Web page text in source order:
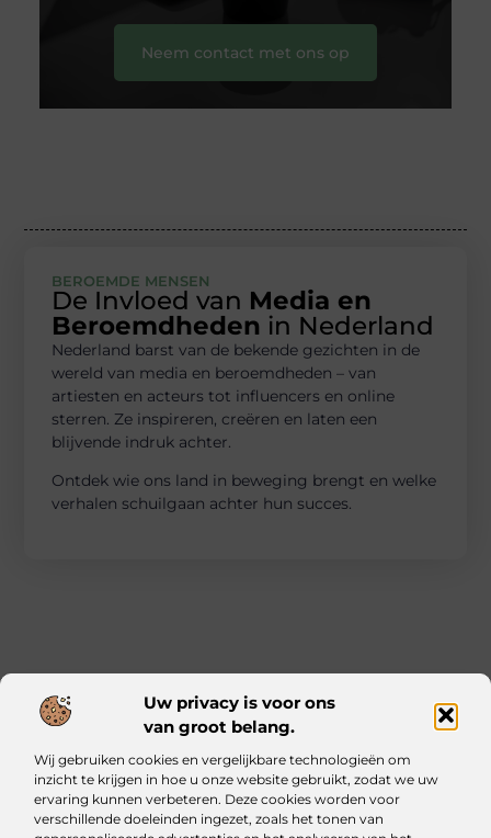
Uw privacy is voor ons
van groot belang.
Wij gebruiken cookies en vergelijkbare technologieën om
inzicht te krijgen in hoe u onze website gebruikt, zodat we uw
ervaring kunnen verbeteren. Deze cookies worden voor
verschillende doeleinden ingezet, zoals het tonen van
Neem contact met ons op
BEROEMDE MENSEN
De Invloed van Media en
Beroemdheden in Nederland
Nederland barst van de bekende gezichten in de
wereld van media en beroemdheden – van
artiesten en acteurs tot influencers en online
sterren. Ze inspireren, creëren en laten een
blijvende indruk achter.
Ontdek wie ons land in beweging brengt en welke
verhalen schuilgaan achter hun succes.
Main Links
Iztougoud.be: Voor wie nieuwsgierig blijft